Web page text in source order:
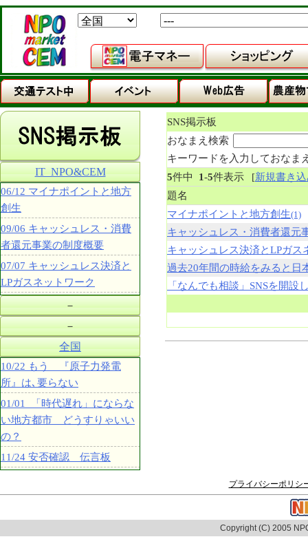
SNS掲示板
おなまえ検索
キーワードを入力しておなま
5件中 1-5件表示 [新規書き
題名
マイナポイントと地方創生(1)
キャッシュレス・消費者還元
キャッシュレス決済とLPガス
過去20年間の時給をみると日
「なんでも相談」SNSを開設
IT_NPO&CEM
06/12 マイナポイントと地方
創生
09/06 キャッシュレス・消費
者還元事業の制度概要
07/07 キャッシュレス決済と
LPガスネットワーク
－
－
全国
10/22 もう 『原子力発電
所』は､要らない
01/01 「時代遅れ」にならな
い地方都市 どうすりゃいい
の？
11/24 安否確認 伝言板
プライバシーポリシ
Copyright (C) 2005